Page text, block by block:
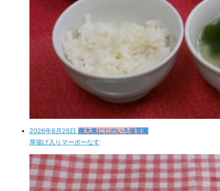
2026年6月26日 南大泉にじのいろ保育園
厚揚げ入りマーボーなす